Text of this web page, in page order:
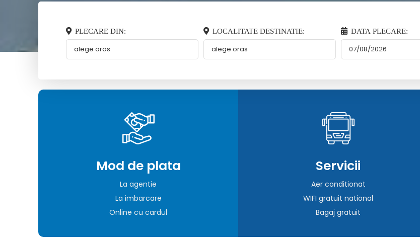
PLECARE DIN: LOCALITATE DESTINATIE: DATA PLECARE:
Mod de plata
La agentie
La imbarcare
Online cu cardul
Servicii
Aer conditionat
WIFI gratuit national
Bagaj gratuit